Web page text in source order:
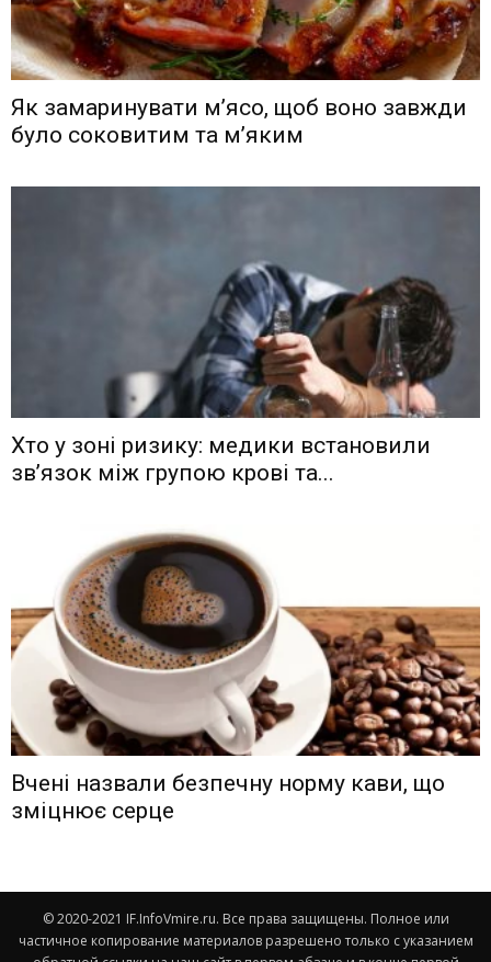
Як замаринувати м’ясо, щоб воно завжди
було соковитим та м’яким
Хто у зоні ризику: медики встановили
зв’язок між групою крові та...
Вчені назвали безпечну норму кави, що
зміцнює серце
© 2020-2021 IF.InfoVmire.ru. Все права защищены. Полное или
частичное копирование материалов разрешено только с указанием